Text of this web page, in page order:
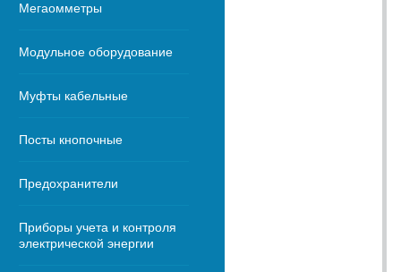
Мегаомметры
Модульное оборудование
Муфты кабельные
Посты кнопочные
Предохранители
Приборы учета и контроля
электрической энергии